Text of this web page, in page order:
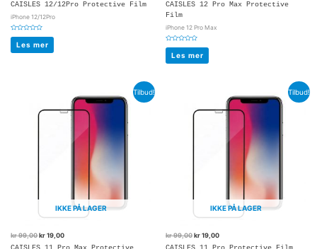
CAISLES 12/12Pro Protective Film
iPhone 12/12Pro
Vurdert
av
5
Les mer
CAISLES 12 Pro Max Protective
Film
iPhone 12 Pro Max
Vurdert
av
5
Les mer
Tilbud!
IKKE PÅ LAGER
kr99,00kr19,00
Tilbud!
IKKE PÅ LAGER
kr99,00kr19,00